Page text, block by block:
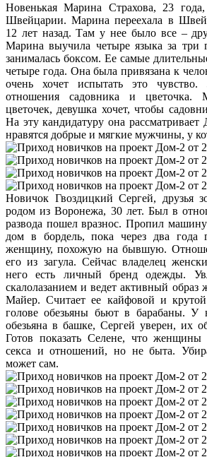
Новенькая Марина Страхова, 23
Швейцарии. Марина переехала в
12 лет назад. Там у нее было все –
Марина выучила четыре языка за три
занималась боксом. Ее самые
четыре года. Она была привязана к
очень хочет испытать это
отношения садовника и цветочка.
цветочек, девушка хочет, чтобы
На эту кандидатуру она
нравятся добрые и мягкие мужчины, у
Новичок Гвоздицкий Сергей, друзья
родом из Воронежа, 30 лет. Был в
развода пошел вразнос. Пропил
дом в бордель, пока через два года
женщину, похожую на бывшую.
его из загула. Сейчас владелец
него есть личный бренд одежды.
скалолазанием и ведет активный
Майер. Считает ее кайфовой и
голове обезьяны бьют в барабаны. У
обезьяна в башке, Сергей уверен, их
Готов показать Селене, что
секса и отношений, но не быта.
может сам.